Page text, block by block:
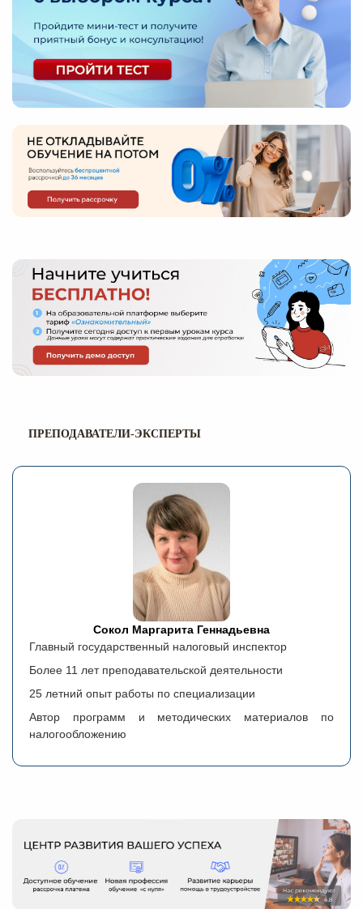
ПРЕПОДАВАТЕЛИ-ЭКСПЕРТЫ
Сокол Маргарита Геннадьевна
Главный государственный налоговый инспектор
Более 11 лет преподавательской деятельности
25 летний опыт работы по специализации
Автор программ и методических материалов по
налогообложению